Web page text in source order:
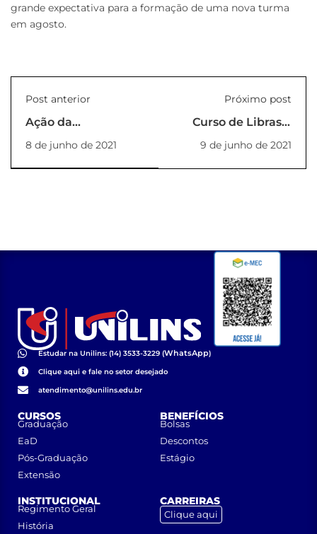
grande expectativa para a formação de uma nova turma
em agosto.
Post anterior
Ação da
Enfermagem na
Comunidade
8 de junho de 2021
Próximo post
Curso de Libras é
concluído com
proposta de um
curso intermediário
9 de junho de 2021
Estudar na Unilins: (14) 3533-3229 (WhatsApp)
Clique aqui e fale no setor desejado
atendimento@unilins.edu.br
CURSOS
Graduação
EaD
Pós-Graduação
Extensão
BENEFÍCIOS
Bolsas
Descontos
Estágio
INSTITUCIONAL
Regimento Geral
História
CARREIRAS
Clique aqui